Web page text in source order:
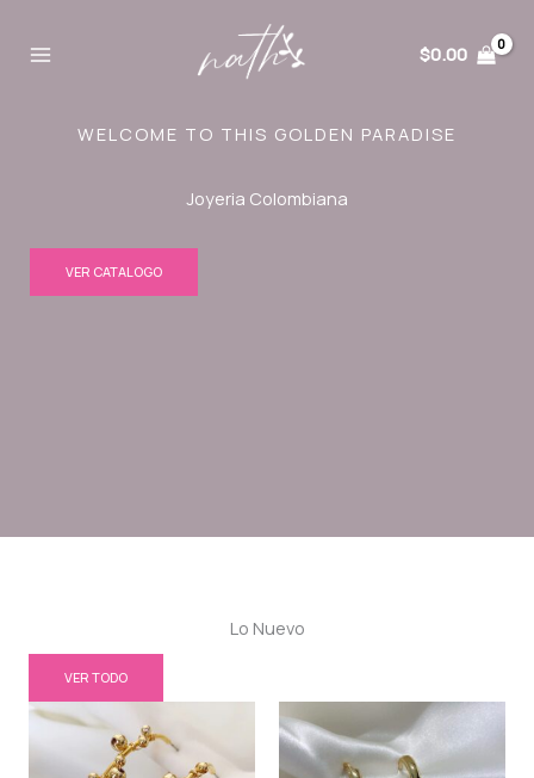
$0.00
WELCOME TO THIS GOLDEN PARADISE
Joyeria Colombiana
VER CATALOGO
Lo Nuevo
VER TODO